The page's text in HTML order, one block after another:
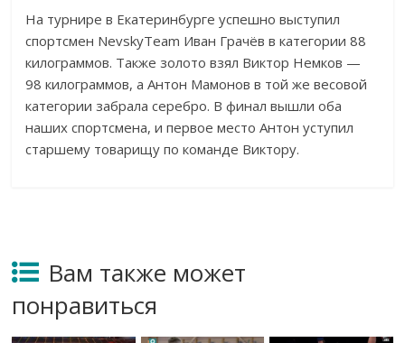
На турнире в Екатеринбурге успешно выступил
спортсмен NevskyTeam Иван Грачёв в категории 88
килограммов. Также золото взял Виктор Немков —
98 килограммов, а Антон Мамонов в той же весовой
категории забрала серебро. В финал вышли оба
наших спортсмена, и первое место Антон уступил
старшему товарищу по команде Виктору.
Вам также может
понравиться